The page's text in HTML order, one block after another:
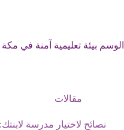
الوسم بيئة تعليمية آمنة في مكة
مقالات
نصائح لاختيار مدرسة